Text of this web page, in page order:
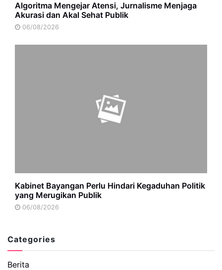
Algoritma Mengejar Atensi, Jurnalisme Menjaga
Akurasi dan Akal Sehat Publik
06/08/2026
Kabinet Bayangan Perlu Hindari Kegaduhan Politik
yang Merugikan Publik
06/08/2026
Categories
Berita